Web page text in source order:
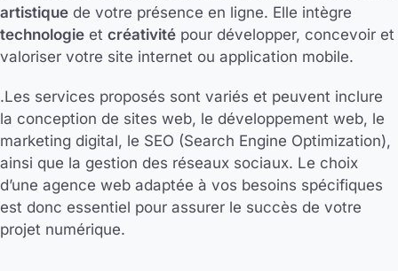
artistique de votre présence en ligne. Elle intègre
technologie et créativité pour développer, concevoir et
valoriser votre site internet ou application mobile.
.Les services proposés sont variés et peuvent inclure
la conception de sites web, le développement web, le
marketing digital, le SEO (Search Engine Optimization),
ainsi que la gestion des réseaux sociaux. Le choix
d’une agence web adaptée à vos besoins spécifiques
est donc essentiel pour assurer le succès de votre
projet numérique.